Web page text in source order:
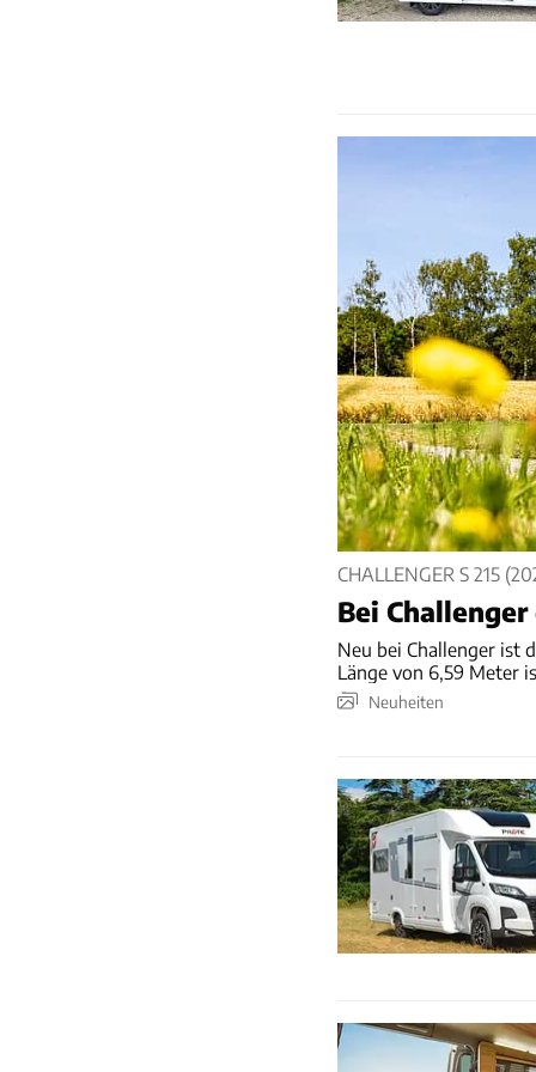
CHALLENGER S 215
Bei
Neu bei Challenger ist
Länge von 6,59 Meter
Neuheiten